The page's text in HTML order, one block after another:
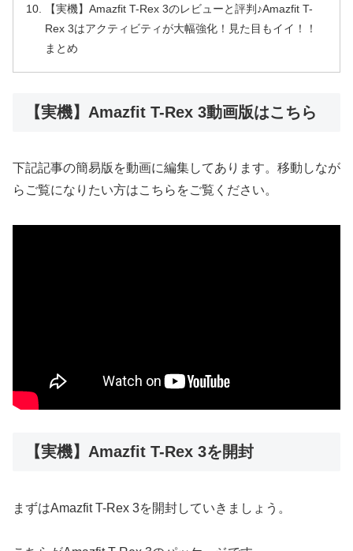
【実機】Amazfit T-Rex 3のレビューと評判♪Amazfit T-
Rex 3はアクティビティが大幅強化！見た目もイイ！！
まとめ
【実機】Amazfit T-Rex 3動画版はこちら
下記記事の簡易版を動画に編集してあります。移動しなが
らご覧になりたい方はこちらをご覧ください。
【実機】Amazfit T-Rex 3を開封
まずはAmazfit T-Rex 3を開封していきましょう。